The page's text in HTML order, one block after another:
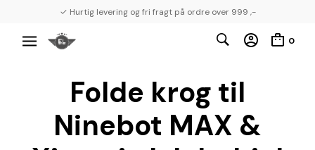
✓ Hurtig levering og fri fragt på ordre over 999 ,-
0
Folde krog til
Ninebot MAX &